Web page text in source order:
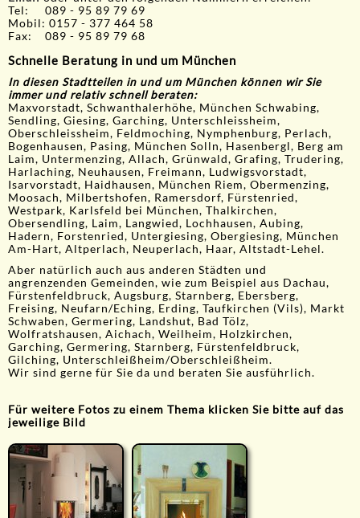
Tel: 089 - 95 89 79 69
Mobil: 0157 - 377 464 58
Fax: 089 - 95 89 79 68
Schnelle Beratung in und um München
In diesen Stadtteilen in und um München können wir Sie
immer und relativ schnell beraten:
Maxvorstadt, Schwanthalerhöhe, München Schwabing,
Sendling, Giesing, Garching, Unterschleissheim,
Oberschleissheim, Feldmoching, Nymphenburg, Perlach,
Bogenhausen, Pasing, München Solln, Hasenbergl, Berg am
Laim, Untermenzing, Allach, Grünwald, Grafing, Trudering,
Harlaching, Neuhausen, Freimann, Ludwigsvorstadt,
Isarvorstadt, Haidhausen, München Riem, Obermenzing,
Moosach, Milbertshofen, Ramersdorf, Fürstenried,
Westpark, Karlsfeld bei München, Thalkirchen,
Obersendling, Laim, Langwied, Lochhausen, Aubing,
Hadern, Forstenried, Untergiesing, Obergiesing, München
Am-Hart, Altperlach, Neuperlach, Haar, Altstadt-Lehel.
Aber natürlich auch aus anderen Städten und
angrenzenden Gemeinden, wie zum Beispiel aus Dachau,
Fürstenfeldbruck, Augsburg, Starnberg, Ebersberg,
Freising, Neufarn/Eching, Erding, Taufkirchen (Vils), Markt
Schwaben, Germering, Landshut, Bad Tölz,
Wolfratshausen, Aichach, Weilheim, Holzkirchen,
Garching, Germering, Starnberg, Fürstenfeldbruck,
Gilching, Unterschleißheim/Oberschleißheim.
Wir sind gerne für Sie da und beraten Sie ausführlich.
Für weitere Fotos zu einem Thema klicken Sie bitte auf das
jeweilige Bild